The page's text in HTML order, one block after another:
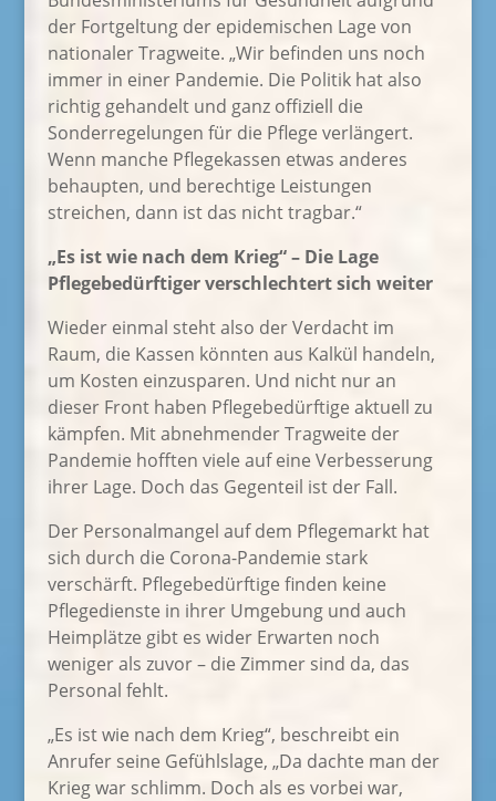
der Fortgeltung der epidemischen Lage von
nationaler Tragweite. „Wir befinden uns noch
immer in einer Pandemie. Die Politik hat also
richtig gehandelt und ganz offiziell die
Sonderregelungen für die Pflege verlängert.
Wenn manche Pflegekassen etwas anderes
behaupten, und berechtige Leistungen
streichen, dann ist das nicht tragbar.“
„Es ist wie nach dem Krieg“ – Die Lage
Pflegebedürftiger verschlechtert sich weiter
Wieder einmal steht also der Verdacht im
Raum, die Kassen könnten aus Kalkül handeln,
um Kosten einzusparen. Und nicht nur an
dieser Front haben Pflegebedürftige aktuell zu
kämpfen. Mit abnehmender Tragweite der
Pandemie hofften viele auf eine Verbesserung
ihrer Lage. Doch das Gegenteil ist der Fall.
Der Personalmangel auf dem Pflegemarkt hat
sich durch die Corona-Pandemie stark
verschärft. Pflegebedürftige finden keine
Pflegedienste in ihrer Umgebung und auch
Heimplätze gibt es wider Erwarten noch
weniger als zuvor – die Zimmer sind da, das
Personal fehlt.
„Es ist wie nach dem Krieg“, beschreibt ein
Anrufer seine Gefühlslage, „Da dachte man der
Krieg war schlimm. Doch als es vorbei war,